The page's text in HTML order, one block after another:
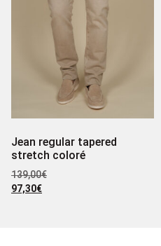
Jean regular tapered
stretch coloré
139,00€
97,30€